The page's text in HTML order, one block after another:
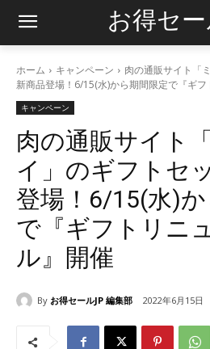
お得セー
ホーム キャンペーン
肉の通販サイト「
新商品登場！6/15(水)から期間限定で『ギ
キャンペーン
肉の通販サイト
イ」のギフトセ
登場！6/15(水)
で『ギフトリニ
ル』開催
By お得セールJP 編集部 2022年6月15日